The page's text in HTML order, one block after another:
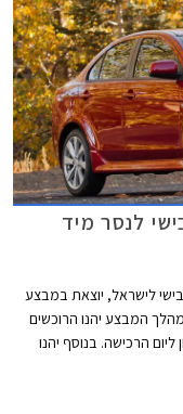
לנסר מיד
לישראל, יוצאת במבצע
2010-2013 מיד שניה. במהלך המבצע יהנו הרוכשים
הנכון ליום הרכישה. בנוסף יהנו